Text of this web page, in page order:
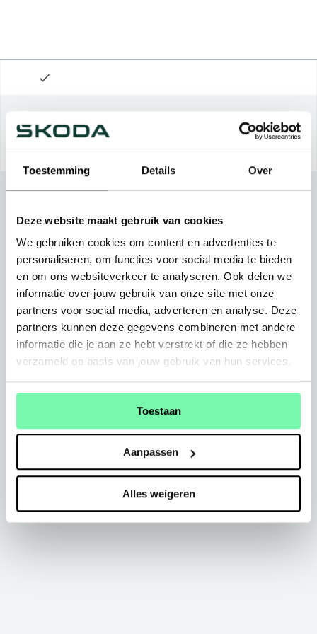
Toestemming Details Over
Deze website maakt gebruik van cookies
We gebruiken cookies om content en advertenties te
personaliseren, om functies voor social media te bieden
en om ons websiteverkeer te analyseren. Ook delen we
informatie over jouw gebruik van onze site met onze
partners voor social media, adverteren en analyse. Deze
partners kunnen deze gegevens combineren met andere
informatie die je aan ze hebt verstrekt of die ze hebben
verzameld op basis van jouw gebruik van hun services.
Toestaan
Aanpassen
Alles weigeren